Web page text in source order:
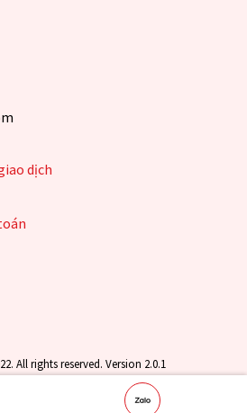
dịch
All rights reserved. Version 2.0.1